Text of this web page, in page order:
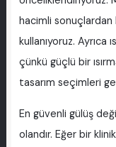
hacimli sonuçlardan
kullanıyoruz. Ayrıca
çünkü güçlü bir
tasarım seçimleri
En güvenli gülüş
olandır. Eğer bir